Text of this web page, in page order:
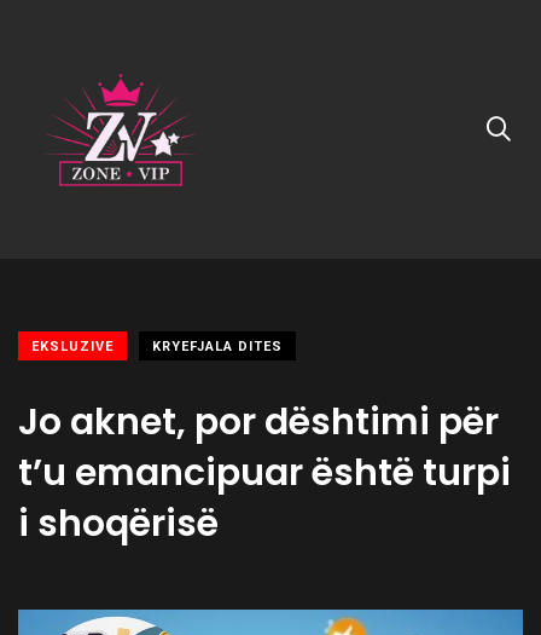
EKSLUZIVE KRYEFJALA DITES
Jo aknet, por dështimi për
t’u emancipuar është turpi
i shoqërisë